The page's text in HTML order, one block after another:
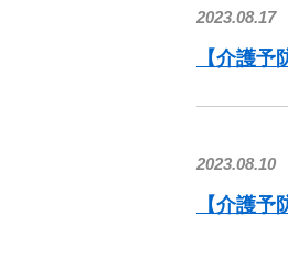
2023.08.17
【介護
2023.08.10
【介護